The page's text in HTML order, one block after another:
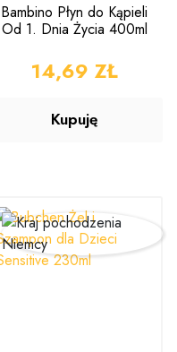
Bambino Płyn do Kąpieli
Od 1. Dnia Życia 400ml
CENA
14,69 ZŁ
Kupuję